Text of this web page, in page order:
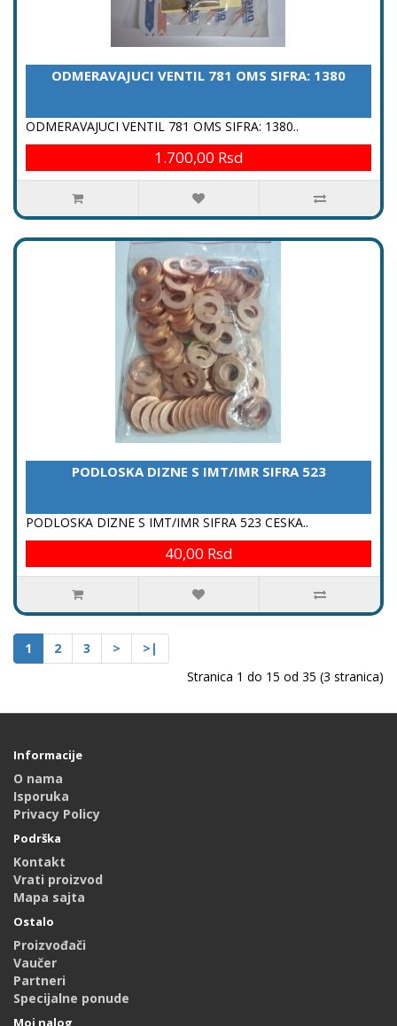
ODMERAVAJUCI VENTIL 781 OMS SIFRA: 1380
ODMERAVAJUCI VENTIL 781 OMS SIFRA: 1380..
1.700,00 Rsd
PODLOSKA DIZNE S IMT/IMR SIFRA 523
PODLOSKA DIZNE S IMT/IMR SIFRA 523 CESKA..
40,00 Rsd
1 2 3 >
>|
Stranica 1 do 15 od 35 (3 stranica)
Informacije
O nama
Isporuka
Privacy Policy
Podrška
Kontakt
Vrati proizvod
Mapa sajta
Ostalo
Proizvođači
Vaučer
Partneri
Specijalne ponude
Moj nalog